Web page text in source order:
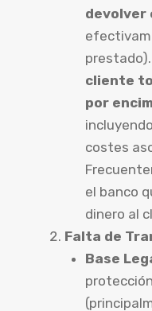
devolver
cliente
por
costes
el banco
dinero al
Falta de
Base